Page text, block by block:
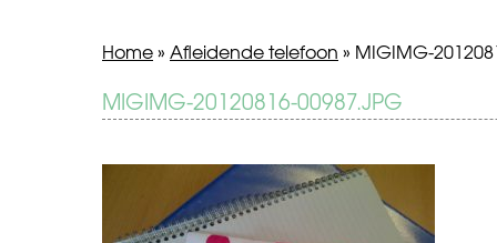
Home» Afleidende telefoon » MIGIMG-
MIGIMG-20120816-00987.JPG
BERICHT
NAVIGATIE
Afleidende
telefoon